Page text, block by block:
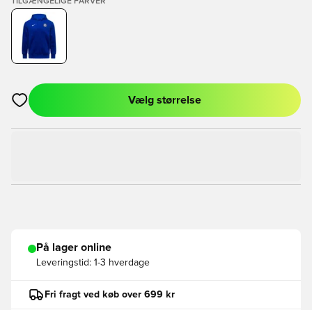
Åbner en Modal til at logge ind eller tilmelde dig som medlem
Vælg størrelse
På lager online
Leveringstid: 1-3 hverdage
Fri fragt ved køb over 699 kr